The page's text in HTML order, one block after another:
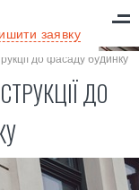
заявку
до фасаду будинку
ДО